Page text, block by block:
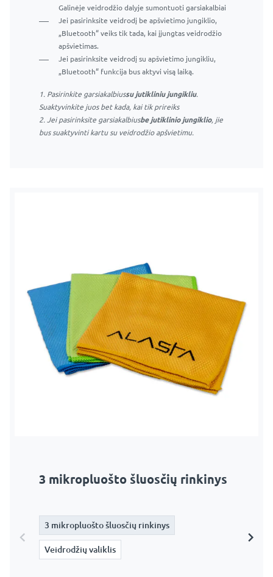
Galinėje veidrodžio dalyje sumontuoti garsiakalbiai
Jei pasirinksite veidrodį be apšvietimo jungiklio,
„Bluetooth“ veiks tik tada, kai įjungtas veidrodžio
apšvietimas.
Jei pasirinksite veidrodį su apšvietimo jungikliu,
„Bluetooth“ funkcija bus aktyvi visą laiką.
1. Pasirinkite garsiakalbiussu jutikliniu jungikliu.
Suaktyvinkite juos bet kada, kai tik prireiks
2. Jei pasirinksite garsiakalbiusbe jutiklinio jungiklio, jie
bus suaktyvinti kartu su veidrodžio apšvietimu.
3 mikropluošto šluosčių rinkinys
3 mikropluošto šluosčių rinkinys
Veidrodžių valiklis
Veidrodžių valiklis
3 mikropluošto šluosčių rinkinys
Veidrodžių valiklis